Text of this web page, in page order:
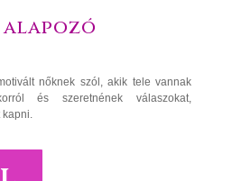
nőknek szól, akik tele vannak
és szeretnének válaszokat,
kapni.